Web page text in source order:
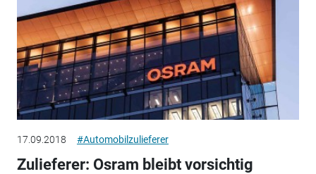
17.09.2018 #Automobilzulieferer
Zulieferer: Osram bleibt vorsichtig